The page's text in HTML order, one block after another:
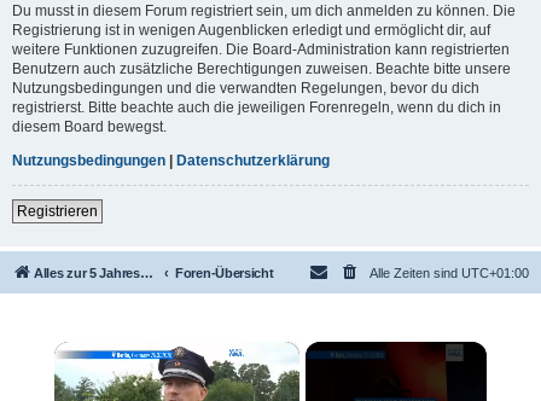
Du musst in diesem Forum registriert sein, um dich anmelden zu können. Die
Registrierung ist in wenigen Augenblicken erledigt und ermöglicht dir, auf
weitere Funktionen zuzugreifen. Die Board-Administration kann registrierten
Benutzern auch zusätzliche Berechtigungen zuweisen. Beachte bitte unsere
Nutzungsbedingungen und die verwandten Regelungen, bevor du dich
registrierst. Bitte beachte auch die jeweiligen Forenregeln, wenn du dich in
diesem Board bewegst.
Nutzungsbedingungen | Datenschutzerklärung
Registrieren
Alles zur 5 Jahreswertung / Tabelle der UEFA mit vielen Statistiken. Foren-Übersicht Alle Zeiten sind UTC+01:00
×